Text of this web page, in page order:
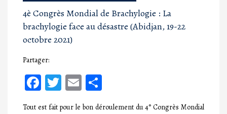
4è Congrès Mondial de Brachylogie : La
brachylogie face au désastre (Abidjan, 19-22
octobre 2021)
Partager:
Facebook
Twitter
Email
Tout est fait pour le bon déroulement du 4° Congrès Mondial